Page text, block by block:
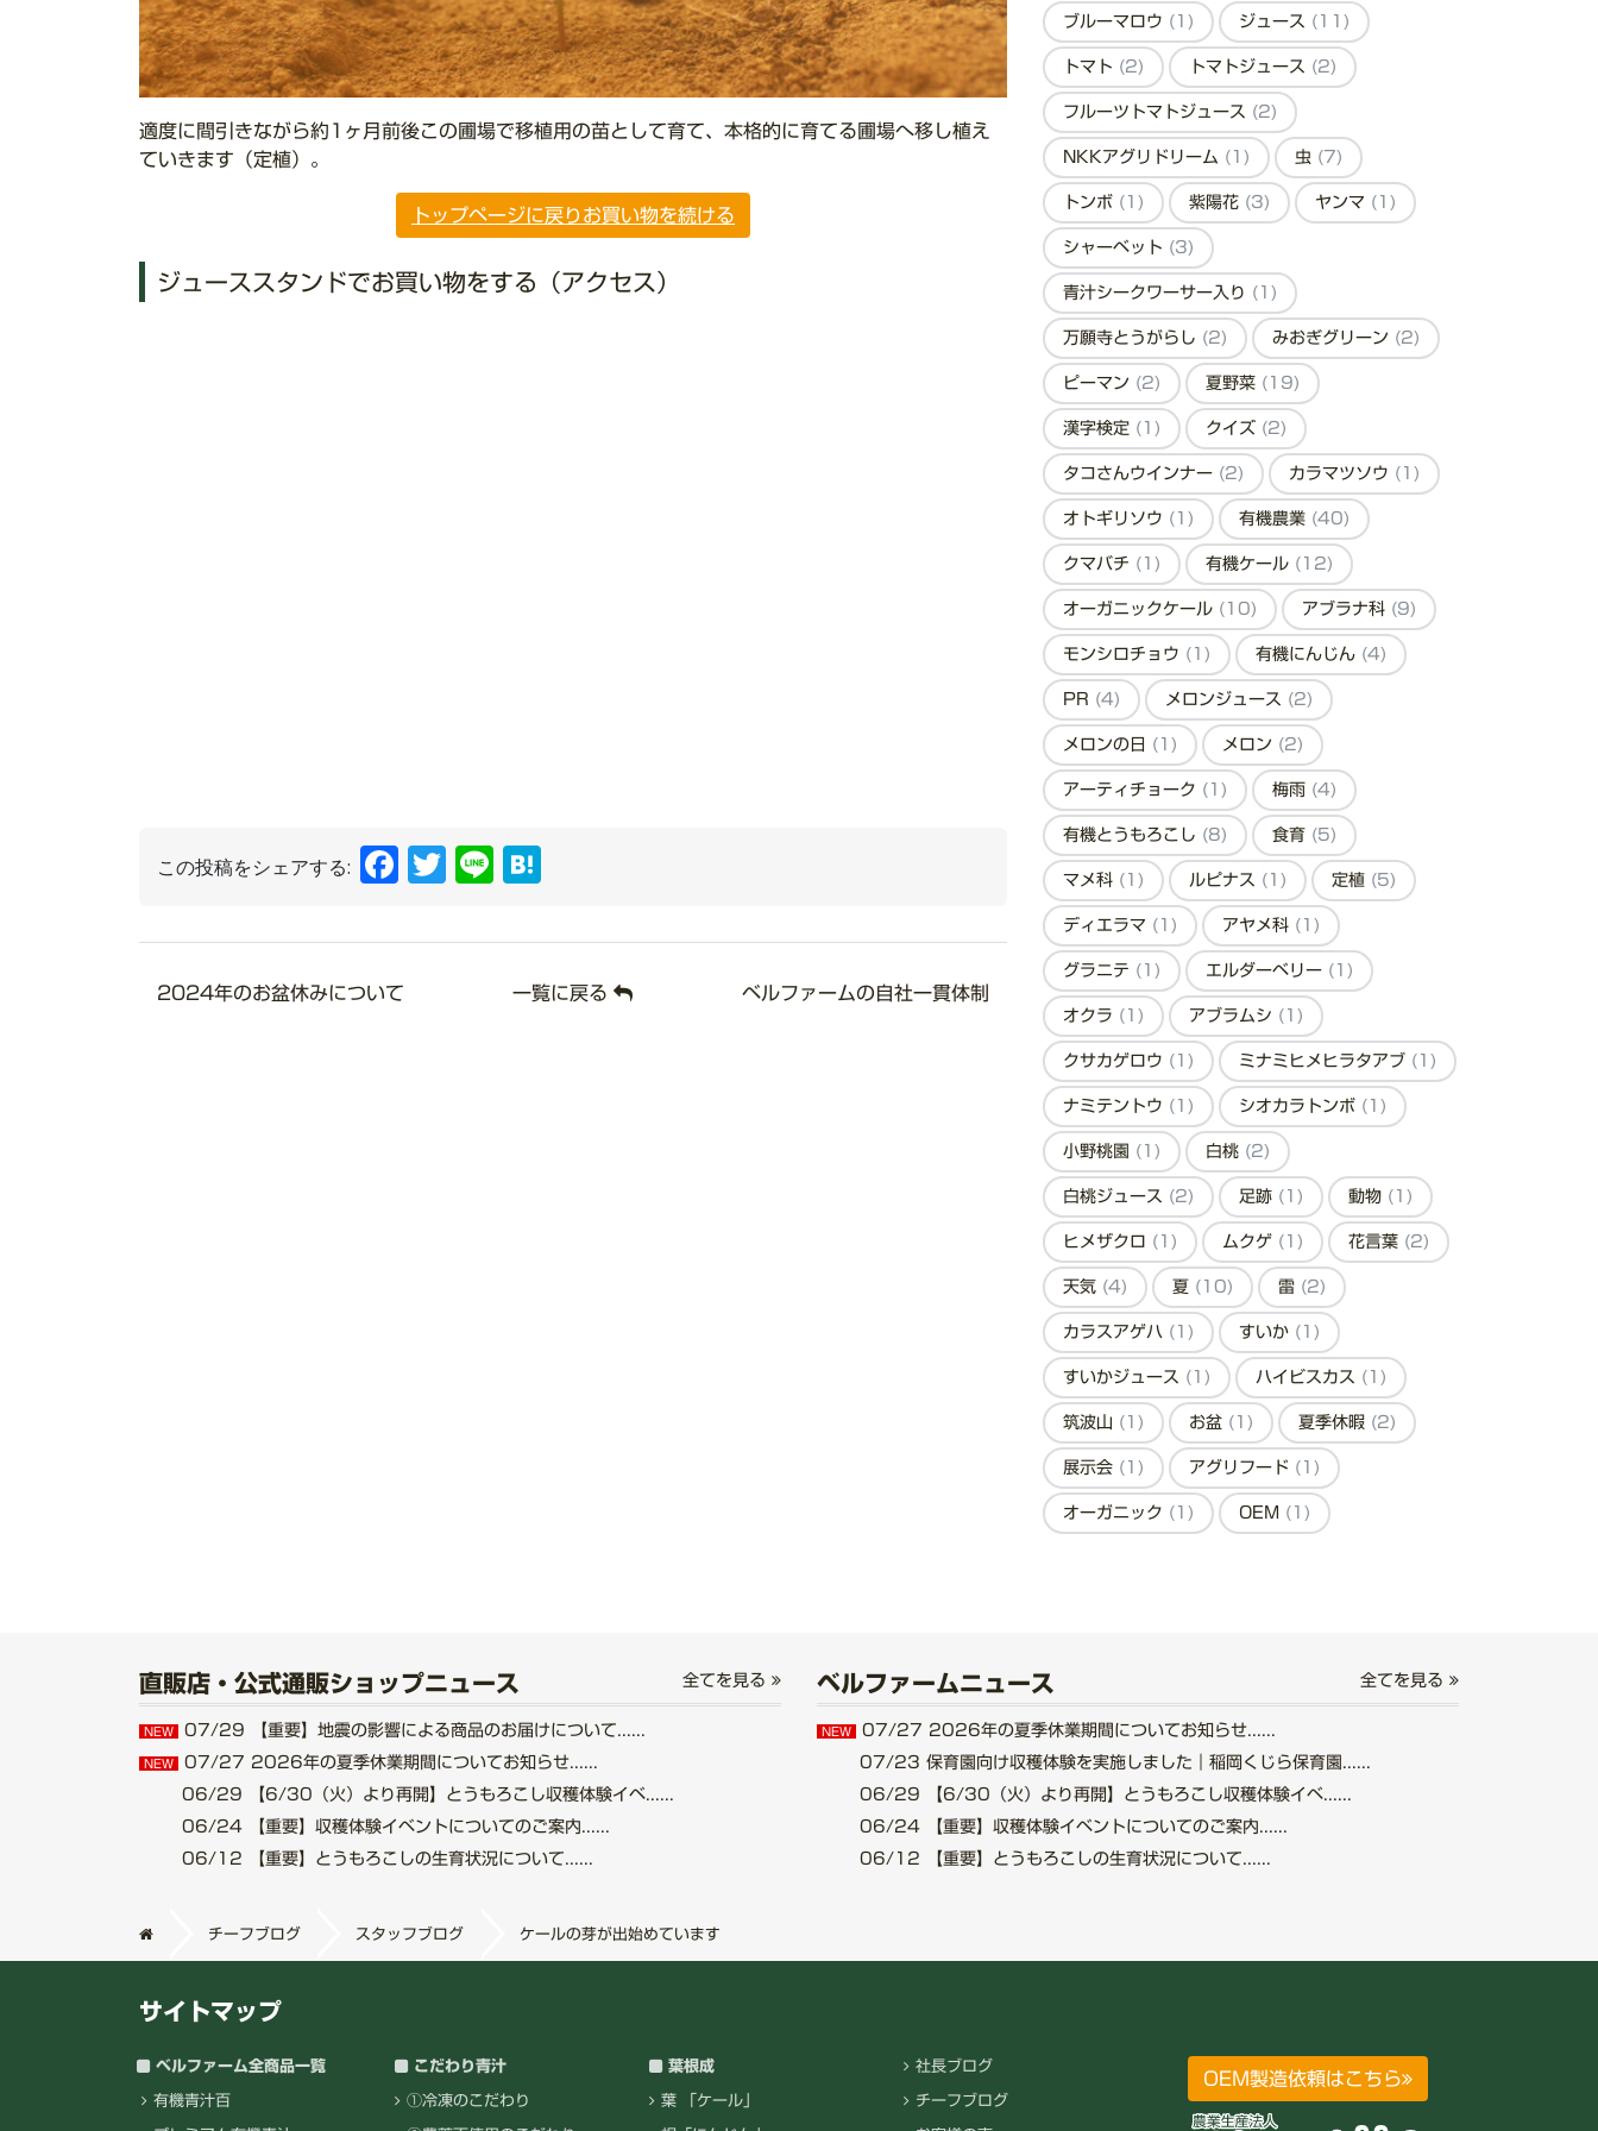
適度に間引きながら約1ヶ月前後この圃場で移植用の苗として育て、本格的に育てる圃場へ移し植え
ていきます（定植）。
トップページに戻り お買い物を続ける
ジューススタンドでお買い物をする（アクセス）
この投稿をシェアする: Facebook
Twitter
Line
2024年のお盆休みについて 一覧に戻る ベルファームの自社一貫体制
ブルーマロウ (1) ジュース (11)
トマト (2) トマトジュース (2)
フルーツトマトジュース (2)
NKKアグリドリーム (1) 虫 (7)
トンボ (1) 紫陽花 (3) ヤンマ (1)
シャーベット (3)
青汁シークワーサー入り (1)
万願寺とうがらし (2) みおぎグリーン (2)
ピーマン (2) 夏野菜 (19)
漢字検定 (1) クイズ (2)
タコさんウインナー (2) カラマツソウ (1)
オトギリソウ (1) 有機農業 (40)
クマバチ (1) 有機ケール (12)
オーガニックケール (10) アブラナ科 (9)
モンシロチョウ (1) 有機にんじん (4)
PR (4) メロンジュース (2)
メロンの日 (1) メロン (2)
アーティチョーク (1) 梅雨 (4)
有機とうもろこし (8) 食育 (5)
マメ科 (1) ルピナス (1) 定植 (5)
ディエラマ (1) アヤメ科 (1)
グラニテ (1) エルダーベリー (1)
オクラ (1) アブラムシ (1)
クサカゲロウ (1) ミナミヒメヒラタアブ (1)
ナミテントウ (1) シオカラトンボ (1)
小野桃園 (1) 白桃 (2)
白桃ジュース (2) 足跡 (1) 動物 (1)
ヒメザクロ (1) ムクゲ (1) 花言葉 (2)
天気 (4) 夏 (10) 雷 (2)
カラスアゲハ (1) すいか (1)
すいかジュース (1) ハイビスカス (1)
筑波山 (1) お盆 (1) 夏季休暇 (2)
展示会 (1) アグリフード (1)
オーガニック (1) OEM (1)
直販店・公式通販ショップニュース 全てを見る
NEW 07/29 【重要】地震の影響による商品のお届けについて......
NEW 07/27 2026年の夏季休業期間についてお知らせ......
06/29 【6/30（火）より再開】とうもろこし収穫体験イベ......
06/24 【重要】収穫体験イベントについてのご案内......
06/12 【重要】とうもろこしの生育状況について......
ベルファームニュース 全てを見る
NEW 07/27 2026年の夏季休業期間についてお知らせ......
07/23 保育園向け収穫体験を実施しました｜稲岡くじら保育園......
06/29 【6/30（火）より再開】とうもろこし収穫体験イベ......
06/24 【重要】収穫体験イベントについてのご案内......
06/12 【重要】とうもろこしの生育状況について......
チーフブログ スタッフブログ ケールの芽が出始めています
サイトマップ
ベルファーム全商品一覧
有機青汁百
こだわり青汁
①冷凍のこだわり
葉根成
葉 「ケール」
社長ブログ
チーフブログ
OEM製造依頼はこちら